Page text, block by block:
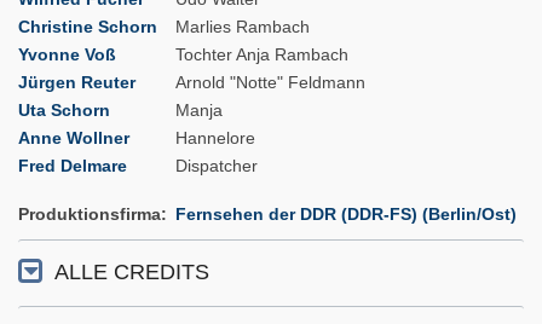
Christine Schorn
Marlies Rambach
Yvonne Voß
Tochter Anja Rambach
Jürgen Reuter
Arnold "Notte" Feldmann
Uta Schorn
Manja
Anne Wollner
Hannelore
Fred Delmare
Dispatcher
Produktionsfirma Fernsehen der DDR (DDR-FS) (Berlin/Ost)
ALLE CREDITS